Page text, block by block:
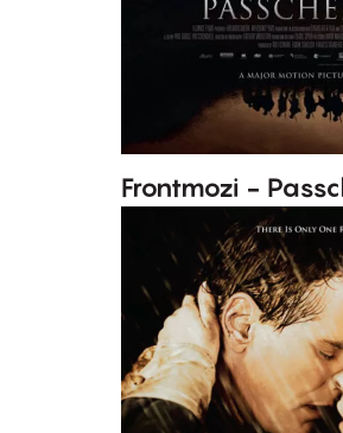
Frontmozi -